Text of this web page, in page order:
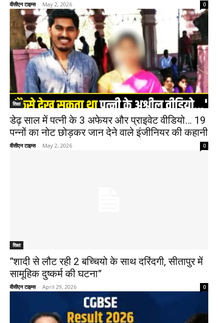
वीसीएन टाइम्स - May 2, 2026 0
शिक्षा
डेढ़ साल में पत्नी के 3 अफेयर और प्राइवेट वीडियो… 19
पन्नों का नोट छोड़कर जान देने वाले इंजीनियर की कहानी
वीसीएन टाइम्स - May 2, 2026 0
शिक्षा
“शादी से लौट रही 2 बच्चियो के साथ दरिंदगी, सीतापुर में
सामूहिक दुष्कर्म की घटना”
वीसीएन टाइम्स - April 29, 2026 0